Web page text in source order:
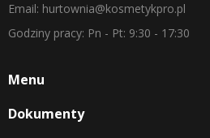
Email: hurtownia@kosmetykpro.pl
Godziny pracy: Pn - Pt: 9:30 - 17:30
Menu
Dokumenty